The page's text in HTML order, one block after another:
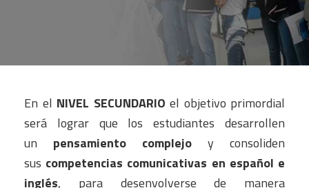
En el NIVEL SECUNDARIO el objetivo primordial
será lograr que los estudiantes desarrollen
un pensamiento complejo y consoliden
sus competencias comunicativas en español e
inglés, para desenvolverse de manera